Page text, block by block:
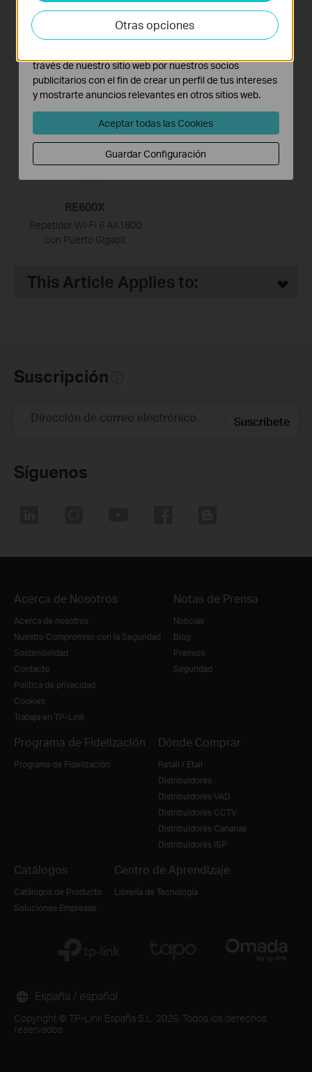
Repetidor Wi-Fi 6 AX3000
con Antenas Externas y
Compatibilidad EasyMesh
Repetidor Wi-Fi 6 AX3000
con Puerto Gigabit y
EasyMesh
RE600X
Repetidor Wi-Fi 6 AX1800
con Puerto Gigabit
This Article Applies to:
Suscripción
Dirección de correo electrónico Suscríbete
Síguenos
Acerca de Nosotros
Acerca de nosotros
Nuestro Compromiso con la Seguridad
Sostenibilidad
Contacto
Política de privacidad
Cookies
Trabaja en TP-Link
Notas de Prensa
Noticias
Blog
Premios
Seguridad
Programa de Fidelización
Programa de Fidelización
Dónde Comprar
Retail / Etail
Distribuidores
Distribuidores VAD
Distribuidores CCTV
Distribuidores Canarias
Distribuidores ISP
Catálogos
Catálogos de Producto
Soluciones Empresas
Centro de Aprendizaje
Librería de Tecnología
Copyright © TP-Link España S.L. 2026. Todos los derechos
reservados
España / español
Otras opciones
actividades en nuestro sitio web con el fin de mejorar y
adaptar la funcionalidad del mismo.
través de nuestro sitio web por nuestros socios
publicitarios con el fin de crear un perfil de tus intereses
y mostrarte anuncios relevantes en otros sitios web.
Aceptar todas las Cookies
Guardar Configuración